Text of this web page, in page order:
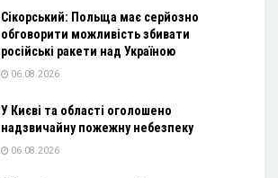
Сікорський: Польща має серйозно
обговорити можливість збивати
російські ракети над Україною
06.08.2026
У Києві та області оголошено
надзвичайну пожежну небезпеку
06.08.2026